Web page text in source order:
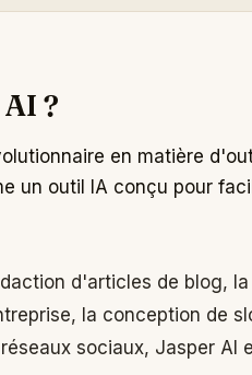
?
en matière
un outil IA conçu pour
d'articles de blog,
la conception de
sociaux, Jasper AI